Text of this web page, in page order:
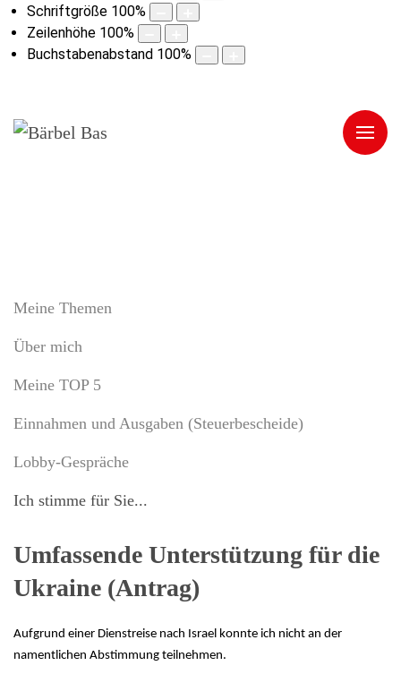
Schriftgröße 100%
Zeilenhöhe 100%
Buchstabenabstand 100%
Meine Themen
Über mich
Meine TOP 5
Einnahmen und Ausgaben (Steuerbescheide)
Lobby-Gespräche
Ich stimme für Sie...
Umfassende Unterstützung für die
Ukraine (Antrag)
Aufgrund einer Dienstreise nach Israel konnte ich nicht an der
namentlichen Abstimmung teilnehmen.